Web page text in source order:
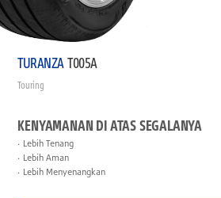
TURANZAT005A
Touring
KENYAMANAN DI ATAS SEGALANYA
Lebih Tenang
Lebih Aman
Lebih Menyenangkan